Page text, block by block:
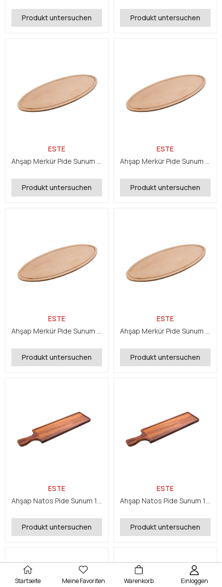
Produkt untersuchen Produkt untersuchen
ESTE
Ahşap Merkür Pide Sunum 15x43x0,8 cm
Produkt untersuchen
ESTE
Ahşap Merkür Pide Sunum 23x45x0,8 cm
Produkt untersuchen
ESTE
Ahşap Merkür Pide Sunum 20x50x0,8 cm
Produkt untersuchen
ESTE
Ahşap Merkür Pide Sunum 32x54x0,8 cm
Produkt untersuchen
ESTE
Ahşap Natos Pide Sunum 15x50x2,4 cm
Produkt untersuchen
ESTE
Ahşap Natos Pide Sunum 15x60x2,4 cm
Produkt untersuchen
Startseite Meine Favoriten Warenkorb Einloggen